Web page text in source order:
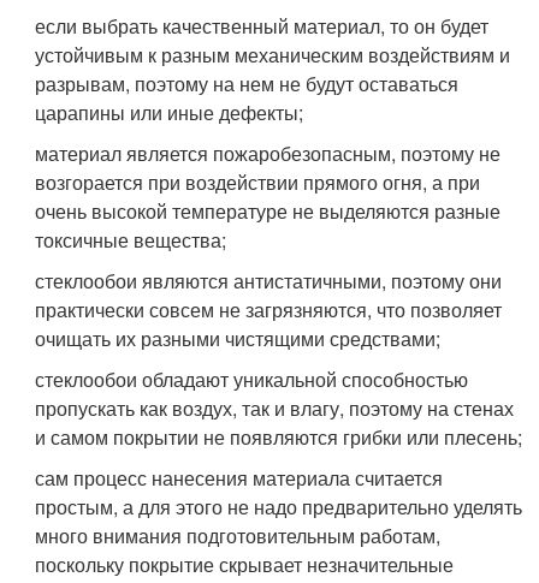
если выбрать качественный материал, то он будет
устойчивым к разным механическим воздействиям и
разрывам, поэтому на нем не будут оставаться
царапины или иные дефекты;
материал является пожаробезопасным, поэтому не
возгорается при воздействии прямого огня, а при
очень высокой температуре не выделяются разные
токсичные вещества;
стеклообои являются антистатичными, поэтому они
практически совсем не загрязняются, что позволяет
очищать их разными чистящими средствами;
стеклообои обладают уникальной способностью
пропускать как воздух, так и влагу, поэтому на стенах
и самом покрытии не появляются грибки или плесень;
сам процесс нанесения материала считается
простым, а для этого не надо предварительно уделять
много внимания подготовительным работам,
поскольку покрытие скрывает незначительные